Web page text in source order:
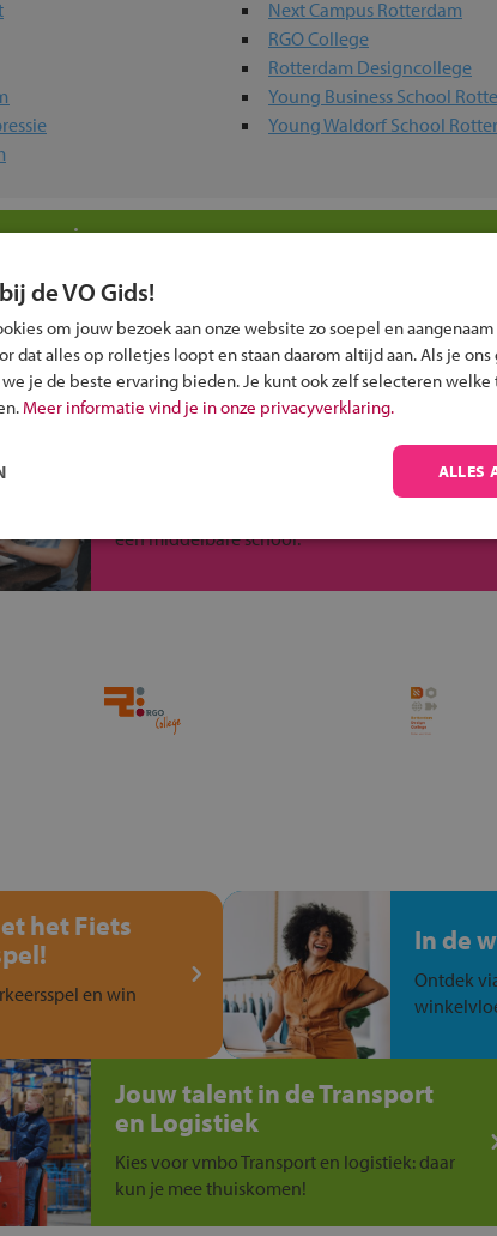
Next Campus Rotterdam
RGO College
Rotterdam Designcollege
Young Business School
Young Waldorf School
regio
bij jou?
een middelbare school.
het Fiets
en win
In de
Ontdek
Jouw talent in de Transport
en Logistiek
Kies voor vmbo Transport en logistiek: daar
kun je mee thuiskomen!
de VO Gids!
om jouw bezoek aan onze website zo soepel en
dat alles op rolletjes loopt en staan daarom altijd aan. Als je
je de beste ervaring bieden. Je kunt ook zelf selecteren
Meer informatie vind je in onze privacyverklaring.
ALLES